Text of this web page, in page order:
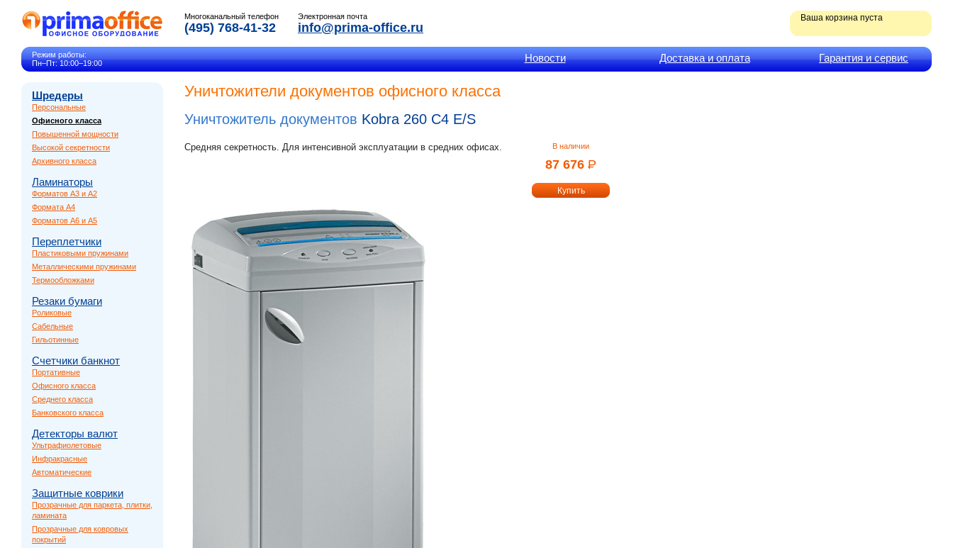
Ваша корзина пуста
Многоканальный телефон
(495) 768-41-32
Электронная почта
info@prima-office.ru
Режим работы:
Пн–Пт: 10:00–19:00
Новости Доставка и оплата Гарантия и сервис
Шредеры
Персональные
Офисного класса
Повышенной мощности
Высокой секретности
Архивного класса
Ламинаторы
Форматов A3 и A2
Формата A4
Форматов A6 и A5
Переплетчики
Пластиковыми пружинами
Металлическими пружинами
Термообложками
Резаки бумаги
Роликовые
Сабельные
Гильотинные
Счетчики банкнот
Портативные
Офисного класса
Среднего класса
Банковского класса
Детекторы валют
Ультрафиолетовые
Инфракрасные
Автоматические
Защитные коврики
Прозрачные для паркета, плитки,
ламината
Прозрачные для ковровых
покрытий
Уничтожители документов офисного класса
Уничтожитель документов Kobra 260 C4 E/S
Средняя секретность. Для интенсивной эксплуатации в средних офисах. В наличии
87 676 РУБ.